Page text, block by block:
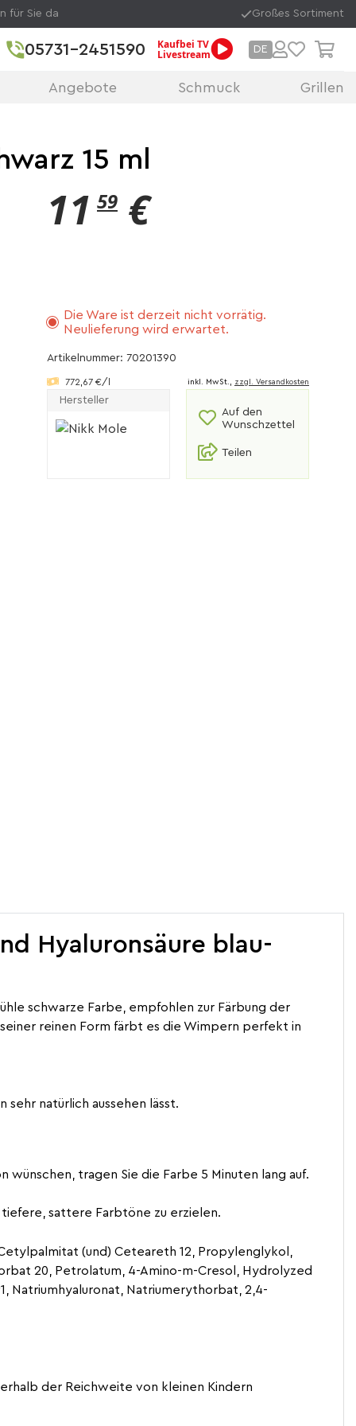
für Sie da Großes Sortiment
05731-2451590 Kaufbei TV
Livestream DE
Angebote Schmuck Grillen
15 ml
11 59 €
Die Ware ist derzeit nicht vorrätig.
Neulieferung wird erwartet.
Artikelnummer: 70201390
772,67 €/l inkl. MwSt., zzgl. Versandkosten
Hersteller
Auf den
Wunschzettel
Teilen
Hyaluronsäure blau-
schwarze Farbe, empfohlen zur Färbung der
reinen Form färbt es die Wimpern perfekt in
natürlich aussehen lässt.
tragen Sie die Farbe 5 Minuten lang auf.
tiefere, sattere Farbtöne zu erzielen.
(und) Ceteareth 12, Propylenglykol,
20, Petrolatum, 4-Amino-m-Cresol, Hydrolyzed
Natriumhyaluronat, Natriumerythorbat, 2,4-
der Reichweite von kleinen Kindern